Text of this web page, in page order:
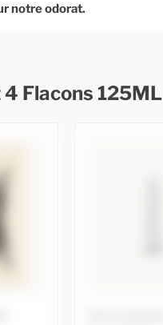
notre odorat.
Flacons 125ML